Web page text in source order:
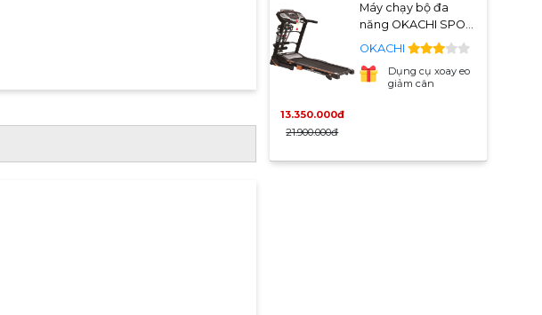
13.350.000đ
21.900.000đ
Máy chạy bộ đa
năng OKACHI SPORT
JP-300A PRO
OKACHI
Dụng cụ xoay eo
giảm cân